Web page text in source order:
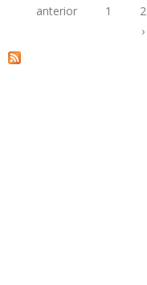
Páginas
anterior
1 2
›